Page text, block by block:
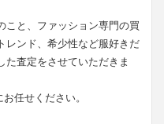
こと、ファッション専門の買
レンド、希少性など服好きだ
た査定をさせていただきま
任せください。